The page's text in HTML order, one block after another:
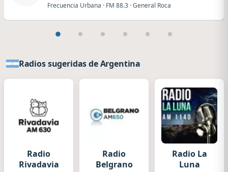
Frecuencia Urbana · FM 88.3 · General Roca
Radios sugeridas de Argentina
Radio
Rivadavia
Radio
Belgrano
Radio La
Luna